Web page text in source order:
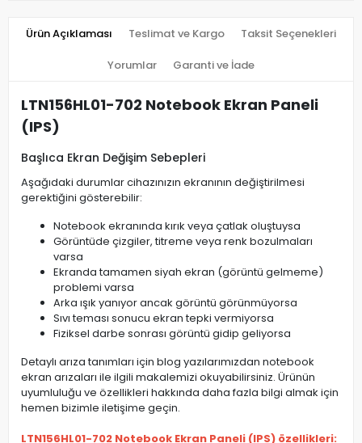
Ürün Açıklaması Teslimat ve Kargo Taksit Seçenekleri
Yorumlar Garanti ve İade
LTN156HL01-702 Notebook Ekran Paneli
(IPS)
Başlıca Ekran Değişim Sebepleri
Aşağıdaki durumlar cihazınızın ekranının değiştirilmesi
gerektiğini gösterebilir:
Notebook ekranında kırık veya çatlak oluştuysa
Görüntüde çizgiler, titreme veya renk bozulmaları
varsa
Ekranda tamamen siyah ekran (görüntü gelmeme)
problemi varsa
Arka ışık yanıyor ancak görüntü görünmüyorsa
Sıvı teması sonucu ekran tepki vermiyorsa
Fiziksel darbe sonrası görüntü gidip geliyorsa
Detaylı arıza tanımları için blog yazılarımızdan notebook
ekran arızaları ile ilgili makalemizi okuyabilirsiniz. Ürünün
uyumluluğu ve özellikleri hakkında daha fazla bilgi almak için
hemen bizimle iletişime geçin.
LTN156HL01-702 Notebook Ekran Paneli (IPS) özellikleri: